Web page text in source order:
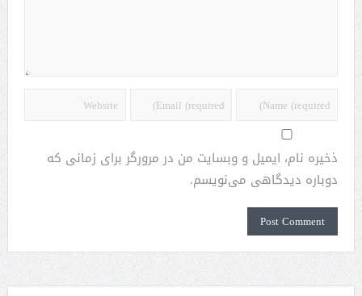
ذخیره نام، ایمیل و وبسایت من در مرورگر برای زمانی که
دوباره دیدگاهی می‌نویسم.